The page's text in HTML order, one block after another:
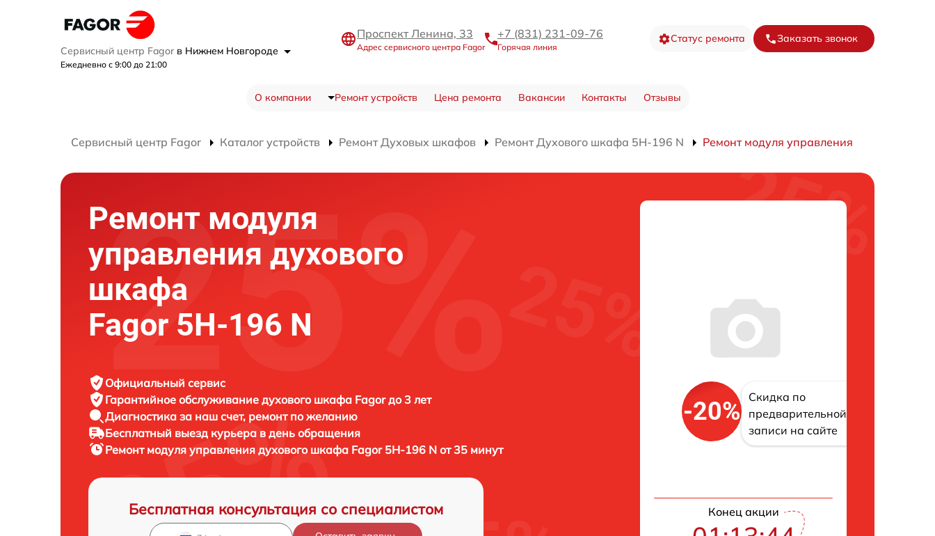
Сервисный центр Fagor в Нижнем Новгороде
Ежедневно с 9:00 до 21:00
Проспект Ленина, 33
Адрес сервисного центра Fagor
+7 (831) 231-09-76
Горячая линия
Статус ремонта Заказать звонок
О компании Ремонт устройств Цена ремонта Вакансии Контакты Отзывы
Сервисный центр Fagor Каталог устройств Ремонт Духовых шкафов Ремонт Духового шкафа 5H-196 N Ремонт модуля управления
Ремонт модуля
управления духового
шкафа
Fagor 5H-196 N
Официальный сервис
Гарантийное обслуживание духового шкафа Fagor до 3 лет
Диагностика за наш счет, ремонт по желанию
Бесплатный выезд курьера в день обращения
Ремонт модуля управления духового шкафа Fagor 5H-196 N от 35 минут
Бесплатная консультация со специалистом
-20%
Скидка по
предварительной
записи на сайте
Конец акции